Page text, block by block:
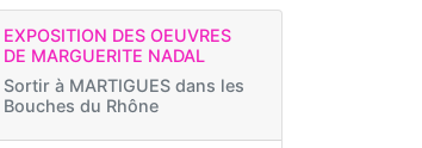
EXPOSITION DES OEUVRES
DE MARGUERITE NADAL
Sortir à MARTIGUES dans les
Bouches du Rhône